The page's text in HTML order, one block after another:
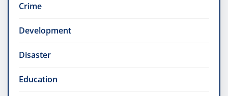
Crime
Development
Disaster
Education